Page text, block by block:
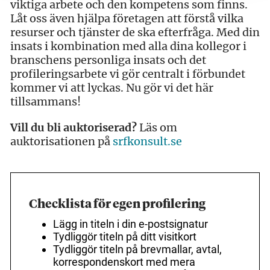
viktiga arbete och den kompetens som finns.
Låt oss även hjälpa företagen att förstå vilka
resurser och tjänster de ska efterfråga. Med din
insats i kombination med alla dina kollegor i
branschens personliga insats och det
profileringsarbete vi gör centralt i förbundet
kommer vi att lyckas. Nu gör vi det här
tillsammans!
Vill du bli auktoriserad? Läs om
auktorisationen på srfkonsult.se
Checklista för egen profilering
Lägg in titeln i din e-postsignatur
Tydliggör titeln på ditt visitkort
Tydliggör titeln på brevmallar, avtal,
korrespondenskort med mera